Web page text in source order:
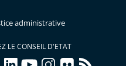
administrative
LE CONSEIL D'ETAT
linkedInyoutubeinstagram
flickr rss